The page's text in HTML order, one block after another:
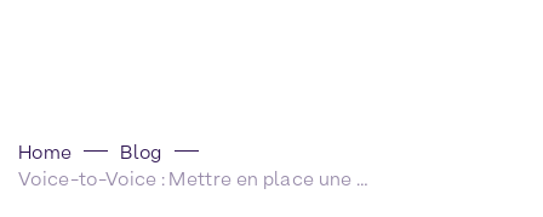
Home
Blog
Voice-to-Voice : Mettre en place une QA exigeante pour garantir la fiabilité d’un agent vocal